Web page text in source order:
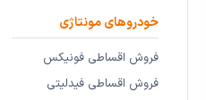
خودروهای مونتاژی
فروش اقساطی فونیکس
فروش اقساطی فیدلیتی